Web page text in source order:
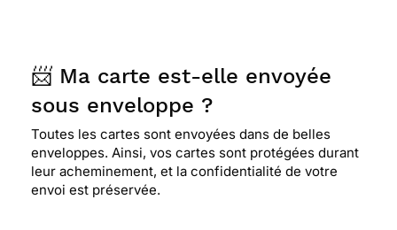
📨 Ma carte est-elle envoyée
sous enveloppe ?
Toutes les cartes sont envoyées dans de belles
enveloppes. Ainsi, vos cartes sont protégées durant
leur acheminement, et la confidentialité de votre
envoi est préservée.